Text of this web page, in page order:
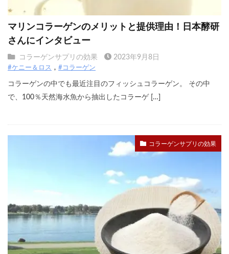
マリンコラーゲンのメリットと提供理由！日本酵研
さんにインタビュー
コラーゲンサプリの効果 2023年9月8日
#ケニー＆ロス #コラーゲン
コラーゲンの中でも最近注目のフィッシュコラーゲン。 その中
で、100％天然海水魚から抽出したコラーゲ […]
コラーゲンサプリの効果